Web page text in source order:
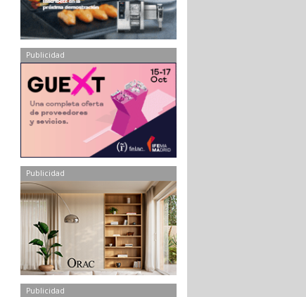
Publicidad
Publicidad
Publicidad